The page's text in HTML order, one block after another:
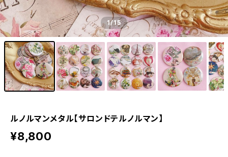
1/15
ルノルマンメタル【サロンドテルノルマン】
¥8,800